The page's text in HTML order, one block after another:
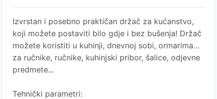
Izvrstan i posebno praktičan držač za kućanstvo,
koji možete postaviti bilo gdje i bez bušenja! Držač
možete koristiti u kuhinji, dnevnoj sobi, ormarima…
za ručnike, ručnike, kuhinjski pribor, šalice, odjevne
predmete...
Tehnički parametri: